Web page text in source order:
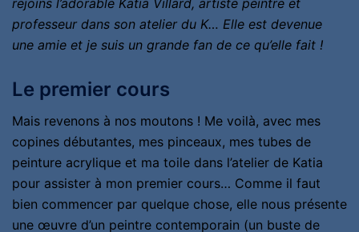
rejoins l’adorable Katia Villard, artiste peintre et
professeur dans son atelier du K… Elle est devenue
une amie et je suis un grande fan de ce qu’elle fait !
Le premier cours
Mais revenons à nos moutons ! Me voilà, avec mes
copines débutantes, mes pinceaux, mes tubes de
peinture acrylique et ma toile dans l’atelier de Katia
pour assister à mon premier cours… Comme il faut
bien commencer par quelque chose, elle nous présente
une œuvre d’un peintre contemporain (un buste de